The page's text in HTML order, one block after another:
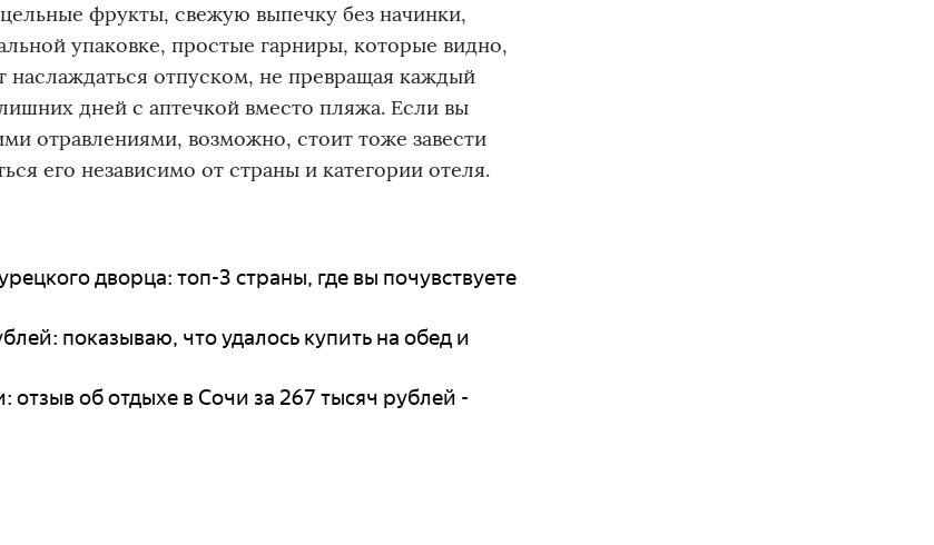
фрукты, свежую выпечку без начинки,
упаковке, простые гарниры, которые видно,
наслаждаться отпуском, не превращая каждый
дней с аптечкой вместо пляжа. Если вы
отравлениями, возможно, стоит тоже завести
его независимо от страны и категории отеля.
дворца: топ-3 страны, где вы почувствуете
показываю, что удалось купить на обед и
об отдыхе в Сочи за 267 тысяч рублей -